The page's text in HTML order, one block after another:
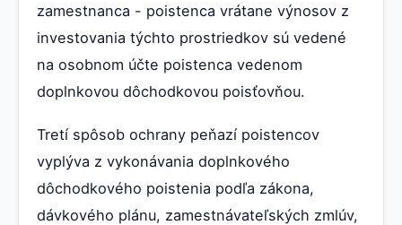
zamestnanca - poistenca vrátane výnosov z
investovania týchto prostriedkov sú vedené
na osobnom účte poistenca vedenom
doplnkovou dôchodkovou poisťovňou.
Tretí spôsob ochrany peňazí poistencov
vyplýva z vykonávania doplnkového
dôchodkového poistenia podľa zákona,
dávkového plánu, zamestnávateľských zmlúv,